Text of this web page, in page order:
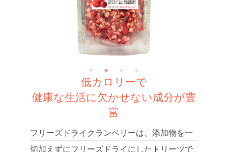
低カロリーで
健康な生活に欠かせない成分が豊
富
フリーズドライクランベリーは、添加物を一
切加えずにフリーズドライにしたトリーツで